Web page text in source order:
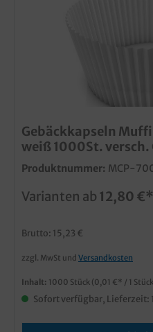
Gebäckkapseln
weiß 1000St.
Produktnummer: MCP-
Varianten ab 12,80 €*
Brutto: 15,23 €
zzgl. MwSt und Versandkosten
Inhalt: 1000 Stück (0,01 €* / 1
Sofort verfügbar, Lieferzeit: